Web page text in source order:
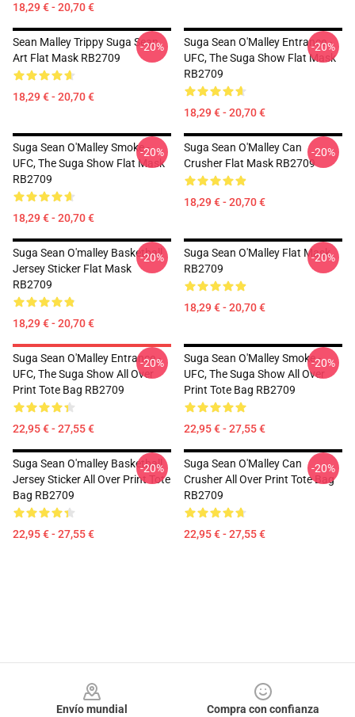
18,29 € - 20,70 €
Sean Malley Trippy Suga Sean
Art Flat Mask RB2709
18,29 € - 20,70 €
-20%
Suga Sean O'Malley Entrance -
UFC, The Suga Show Flat Mask
RB2709
18,29 € - 20,70 €
-20%
Suga Sean O'Malley Smoke -
UFC, The Suga Show Flat Mask
RB2709
18,29 € - 20,70 €
-20%
Suga Sean O'Malley Can
Crusher Flat Mask RB2709
18,29 € - 20,70 €
-20%
Suga Sean O'malley Basketball
Jersey Sticker Flat Mask
RB2709
18,29 € - 20,70 €
-20%
Suga Sean O'Malley Flat Mask
RB2709
18,29 € - 20,70 €
-20%
Suga Sean O'Malley Entrance -
UFC, The Suga Show All Over
Print Tote Bag RB2709
22,95 € - 27,55 €
-20%
Suga Sean O'Malley Smoke -
UFC, The Suga Show All Over
Print Tote Bag RB2709
22,95 € - 27,55 €
-20%
Suga Sean O'malley Basketball
Jersey Sticker All Over Print Tote
Bag RB2709
22,95 € - 27,55 €
-20%
Suga Sean O'Malley Can
Crusher All Over Print Tote Bag
RB2709
22,95 € - 27,55 €
-20%
Envío mundial
Compra con confianza